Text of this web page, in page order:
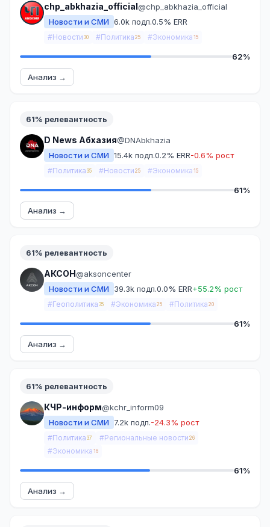
chp_abkhazia_official@chp_abkhazia_official
Новости и СМИ 6.0k подп.0.5% ERR
#Новости 30 #Политика 25 #Экономика 15
62%
Анализ →
61% релевантность
D News Абхазия@DNAbkhazia
Новости и СМИ 15.4k подп.0.2% ERR-0.6% рост
#Политика 35 #Новости 25 #Экономика 15
61%
Анализ →
61% релевантность
АКСОН@aksoncenter
Новости и СМИ
39.3k подп.0.0% ERR+55.2% рост
#Геополитика 35 #Экономика 25 #Политика 20
61%
Анализ →
61% релевантность
КЧР-информ@kchr_inform09
Новости и СМИ
7.2k подп.-24.3% рост
#Политика 37 #Региональные новости 26
#Экономика 16
61%
Анализ →